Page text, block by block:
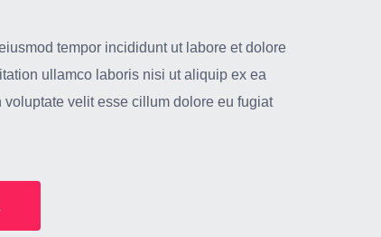
tempor incididunt ut labore et dolore
ullamco laboris nisi ut aliquip ex ea
velit esse cillum dolore eu fugiat